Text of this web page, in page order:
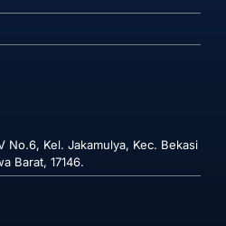
No.6, Kel. Jakamulya, Kec. Bekasi
Barat, 17146.